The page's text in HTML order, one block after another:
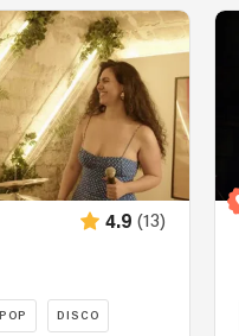
4.9 (13)
POP DISCO